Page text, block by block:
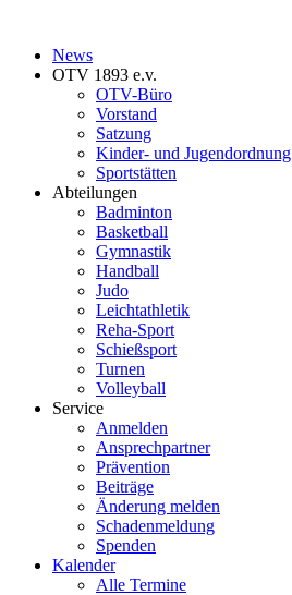
News
OTV 1893 e.v.
OTV-Büro
Vorstand
Satzung
Kinder- und Jugendordnung
Sportstätten
Abteilungen
Badminton
Basketball
Gymnastik
Handball
Judo
Leichtathletik
Reha-Sport
Schießsport
Turnen
Volleyball
Service
Anmelden
Ansprechpartner
Prävention
Beiträge
Änderung melden
Schadenmeldung
Spenden
Kalender
Alle Termine